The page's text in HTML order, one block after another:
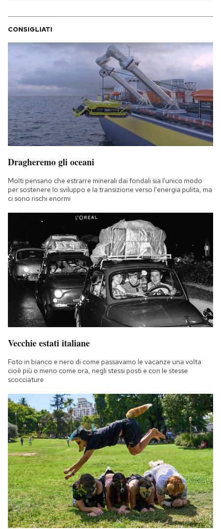
CONSIGLIATI
Dragheremo gli oceani
Molti pensano che estrarre minerali dai fondali sia l'unico modo
per sostenere lo sviluppo e la transizione verso l'energia pulita, ma
ci sono rischi enormi
Vecchie estati italiane
Foto in bianco e nero di come passavamo le vacanze una volta:
cioè più o meno come ora, negli stessi posti e con le stesse
scocciature